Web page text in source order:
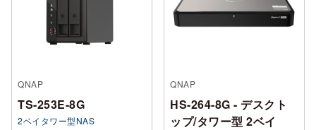
QNAP
TS-253E-8G
2ベイタワー型NAS
QNAP
HS-264-8G - デスクト
ップ/タワー型 2ベイ